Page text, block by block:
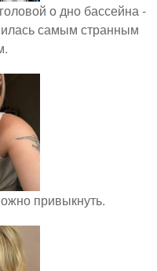
о дно бассейна -
самым странным
привыкнуть.